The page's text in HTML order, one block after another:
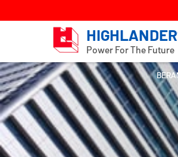
Power For The Future